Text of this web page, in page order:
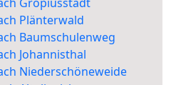
Plänterwald
Baumschulenweg
Johannisthal
Niederschöneweide